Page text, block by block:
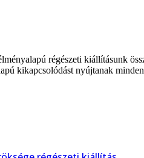
régészeti kiállításunk
kikapcsolódást nyújtanak